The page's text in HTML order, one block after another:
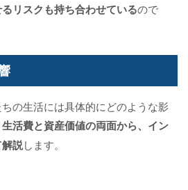
リスクも持ち合わせているので
の生活には具体的にどのような影
生活費と資産価値の両面から、イン
説します。